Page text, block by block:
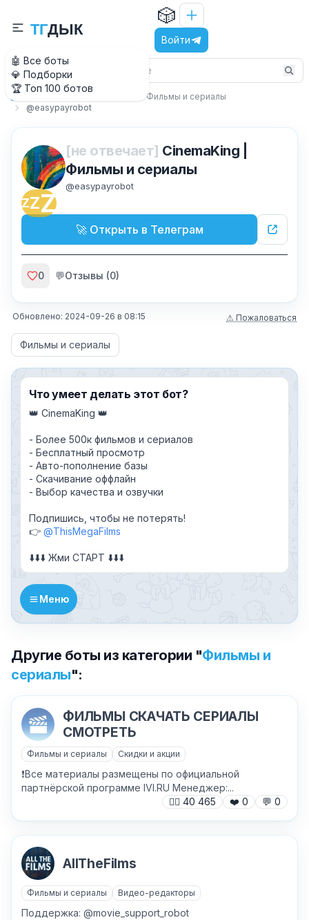
🤖 Все боты
💎 Подборки
🏆 Топ 100 ботов
ТГДЫК
🎲
Войти
Главная
Фильмы и сериалы
@easypayrobot
ZZZ
[не отвечает] CinemaKing |
Фильмы и сериалы
@easypayrobot
🚀 Открыть в Телеграм
0 💬Отзывы (0)
Обновлено: 2024-09-26 в 08:15 ⚠ Пожаловаться
Фильмы и сериалы
Что умеет делать этот бот?
👑 CinemaKing 👑
- Более 500к фильмов и сериалов
- Бесплатный просмотр
- Авто-пополнение базы
- Скачивание оффлайн
- Выбор качества и озвучки
Подпишись, чтобы не потерять!
👉 @ThisMegaFilms
⬇️⬇️⬇️ Жми СТАРТ ⬇️⬇️⬇️
Меню
Другие боты из категории "Фильмы и
сериалы":
ФИЛЬМЫ СКАЧАТЬ СЕРИАЛЫ
СМОТРЕТЬ
Фильмы и сериалы Скидки и акции
❗️Все материалы размещены по официальной
партнёрской программе IVI.RU Менеджер:...
🙍‍♂️ 40 465 ❤️ 0 💬 0
AllTheFilms
Фильмы и сериалы Видео-редакторы
Поддержка: @movie_support_robot